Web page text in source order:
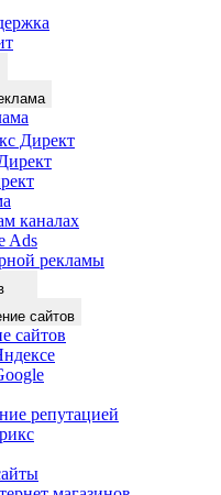
Директ
каналах
Ads
рекламы
сайтов
сайтов
репутацией